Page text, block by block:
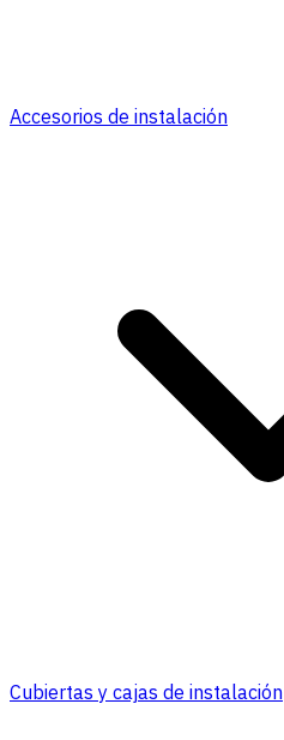
Accesorios de instalación
Cubiertas y cajas de instalación